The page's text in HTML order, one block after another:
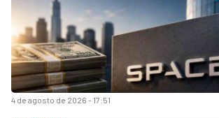
4 de agosto de 2026 - 17:51